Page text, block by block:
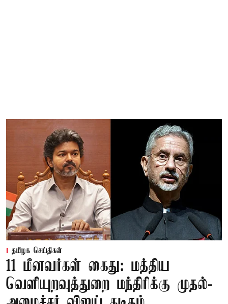
தமிழக செய்திகள்
11 மீனவர்கள் கைது: மத்திய
வெளியுறவுத்துறை மந்திரிக்கு முதல்-